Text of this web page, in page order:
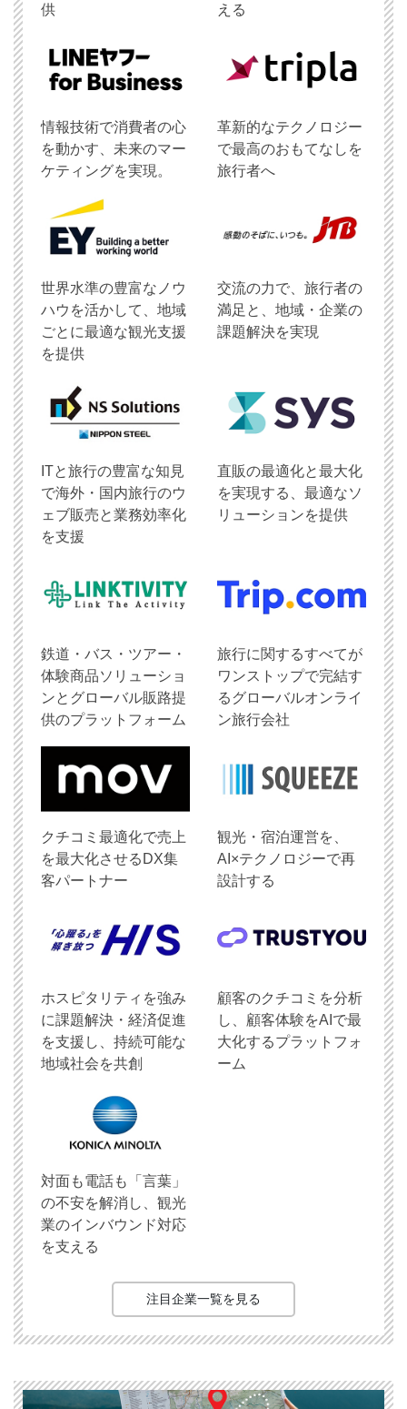
供 える
情報技術で消費者の心
を動かす、未来のマー
ケティングを実現。
革新的なテクノロジー
で最高のおもてなしを
旅行者へ
世界水準の豊富なノウ
ハウを活かして、地域
ごとに最適な観光支援
を提供
交流の力で、旅行者の
満足と、地域・企業の
課題解決を実現
ITと旅行の豊富な知見
で海外・国内旅行のウ
ェブ販売と業務効率化
を支援
直販の最適化と最大化
を実現する、最適なソ
リューションを提供
鉄道・バス・ツアー・
体験商品ソリューショ
ンとグローバル販路提
供のプラットフォーム
旅行に関するすべてが
ワンストップで完結す
るグローバルオンライ
ン旅行会社
クチコミ最適化で売上
を最大化させるDX集
客パートナー
観光・宿泊運営を、
AI×テクノロジーで再
設計する
ホスピタリティを強み
に課題解決・経済促進
を支援し、持続可能な
地域社会を共創
顧客のクチコミを分析
し、顧客体験をAIで最
大化するプラットフォ
ーム
対面も電話も「言葉」
の不安を解消し、観光
業のインバウンド対応
を支える
注目企業一覧を見る